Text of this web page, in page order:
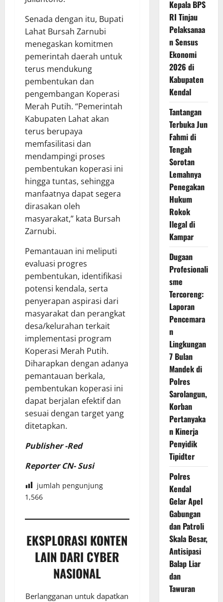
Senada dengan itu, Bupati
Lahat Bursah Zarnubi
menegaskan komitmen
pemerintah daerah untuk
terus mendukung
pembentukan dan
pengembangan Koperasi
Merah Putih. “Pemerintah
Kabupaten Lahat akan
terus berupaya
memfasilitasi dan
mendampingi proses
pembentukan koperasi ini
hingga tuntas, sehingga
manfaatnya dapat segera
dirasakan oleh
masyarakat,” kata Bursah
Zarnubi.
Pemantauan ini meliputi
evaluasi progres
pembentukan, identifikasi
potensi kendala, serta
penyerapan aspirasi dari
masyarakat dan perangkat
desa/kelurahan terkait
implementasi program
Koperasi Merah Putih.
Diharapkan dengan adanya
pemantauan berkala,
pembentukan koperasi ini
dapat berjalan efektif dan
sesuai dengan target yang
ditetapkan.
Publisher -Red
Reporter CN- Susi
jumlah pengunjung
1,566
EKSPLORASI KONTEN
LAIN DARI CYBER
NASIONAL
Berlangganan untuk dapatkan
Kepala BPS
RI Tinjau
Pelaksanaa
n Sensus
Ekonomi
2026 di
Kabupaten
Kendal
Tantangan
Terbuka Jun
Fahmi di
Tengah
Sorotan
Lemahnya
Penegakan
Hukum
Rokok
Ilegal di
Kampar
Dugaan
Profesionali
sme
Tercoreng:
Laporan
Pencemara
n
Lingkungan
7 Bulan
Mandek di
Polres
Sarolangun,
Korban
Pertanyaka
n Kinerja
Penyidik
Tipidter
Polres
Kendal
Gelar Apel
Gabungan
dan Patroli
Skala Besar,
Antisipasi
Balap Liar
dan
Tawuran